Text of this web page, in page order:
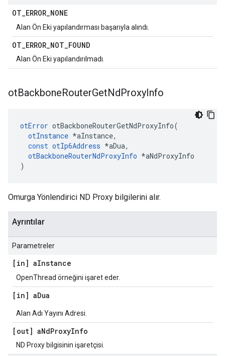
OT_ERROR_NONE
Alan Ön Eki yapılandırması başarıyla alındı.
OT_ERROR_NOT_FOUND
Alan Ön Eki yapılandırılmadı.
otBackboneRouterGetNdProxyInfo
otError otBackboneRouterGetNdProxyInfo(
otInstance *aInstance,
const otIp6Address *aDua,
otBackboneRouterNdProxyInfo *aNdProxyInfo
)
Omurga Yönlendirici ND Proxy bilgilerini alır.
Ayrıntılar
Parametreler
[in] aInstance
OpenThread örneğini işaret eder.
[in] aDua
Alan Adı Yayını Adresi.
[out] aNdProxyInfo
ND Proxy bilgisinin işaretçisi.